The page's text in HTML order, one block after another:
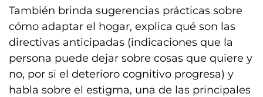
También brinda sugerencias prácticas sobre
cómo adaptar el hogar, explica qué son las
directivas anticipadas (indicaciones que la
persona puede dejar sobre cosas que quiere y
no, por si el deterioro cognitivo progresa) y
habla sobre el estigma, una de las principales